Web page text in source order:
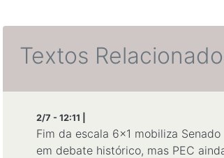
Textos
2/7 - 12:11 |
Fim da escala 6x1 mobiliza Senado
em debate histórico, mas PEC